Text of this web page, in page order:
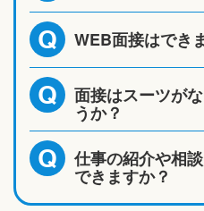
Q WEB面接はでき
Q 面接はスーツが
うか？
Q 仕事の紹介や相
できますか？